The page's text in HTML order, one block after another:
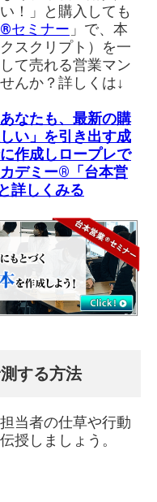
！」と購入しても
セミナー 」で、本
スクリプト）を一
て売れる営業マン
んか？詳しくは↓
なたも、最新の購
い」を引き出す成
作成しロープレで
デミー®「台本営
詳しくみる
する方法
当者の仕草や行動
授しましょう。